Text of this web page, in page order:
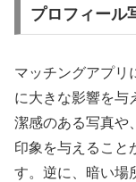
プロフィール
マッチングアプリ
に大きな影響を与
潔感のある写真や
印象を与えること
す。逆に、暗い場